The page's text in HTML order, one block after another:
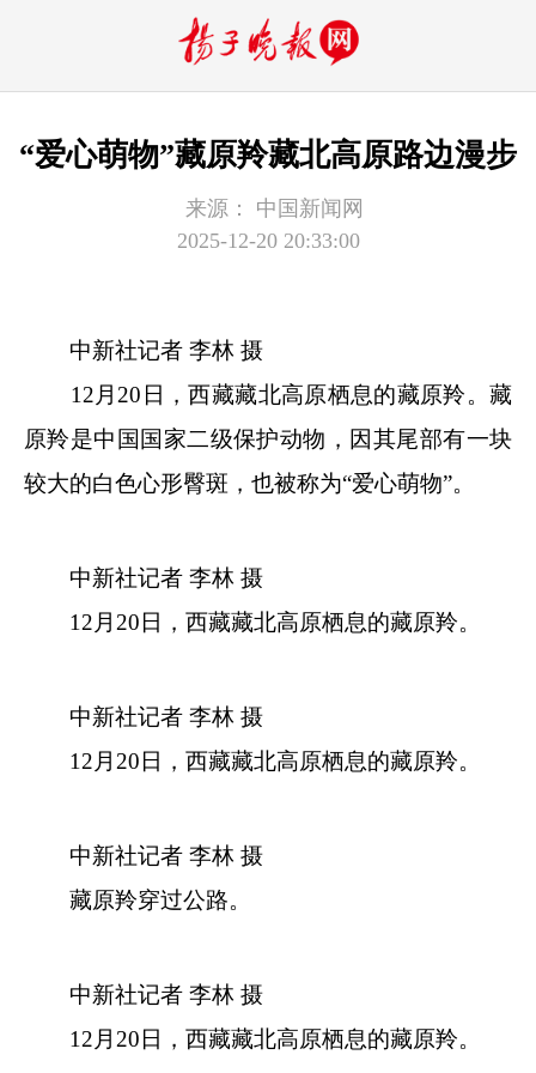
“爱心萌物”藏原羚藏北高原路边漫步
来源：
中国新闻网
2025-12-20 20:33:00
中新社记者 李林 摄
12月20日，西藏藏北高原栖息的藏原羚。藏
原羚是中国国家二级保护动物，因其尾部有一块
较大的白色心形臀斑，也被称为“爱心萌物”。
中新社记者 李林 摄
12月20日，西藏藏北高原栖息的藏原羚。
中新社记者 李林 摄
12月20日，西藏藏北高原栖息的藏原羚。
中新社记者 李林 摄
藏原羚穿过公路。
中新社记者 李林 摄
12月20日，西藏藏北高原栖息的藏原羚。